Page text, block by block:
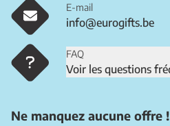
E-mail
info@eurogifts.be
FAQ
Voir les questions
Ne manquez aucune offre !